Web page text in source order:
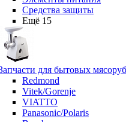
Средства защиты
Ещё 15
для бытовых
Redmond
Vitek/Gorenje
VIATTO
Panasonic/Polaris